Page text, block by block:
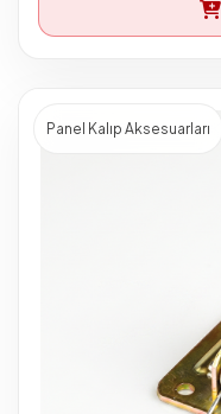
Panel Kalıp Aksesuarları